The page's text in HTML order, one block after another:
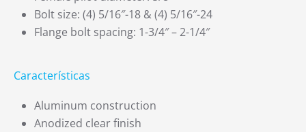
Bolt size: (4) 5/16″-18 & (4) 5/16″-24
Flange bolt spacing: 1-3/4″ – 2-1/4″
Características
Aluminum construction
Anodized clear finish